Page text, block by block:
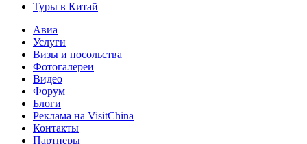
Туры в Китай
Авиа
Услуги
Визы и посольства
Фотогалереи
Видео
Форум
Блоги
Реклама на VisitChina
Контакты
Партнеры